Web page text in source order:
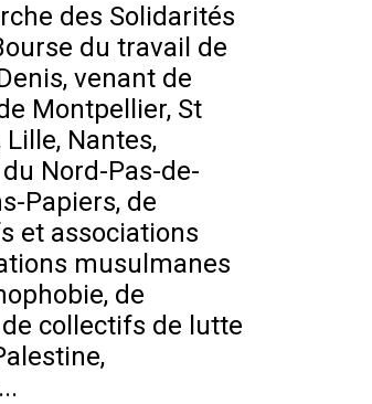
des Solidarités
du travail de
venant de
Montpellier, St
Nantes,
Nord-Pas-de-
Papiers, de
et associations
musulmanes
de
collectifs de lutte